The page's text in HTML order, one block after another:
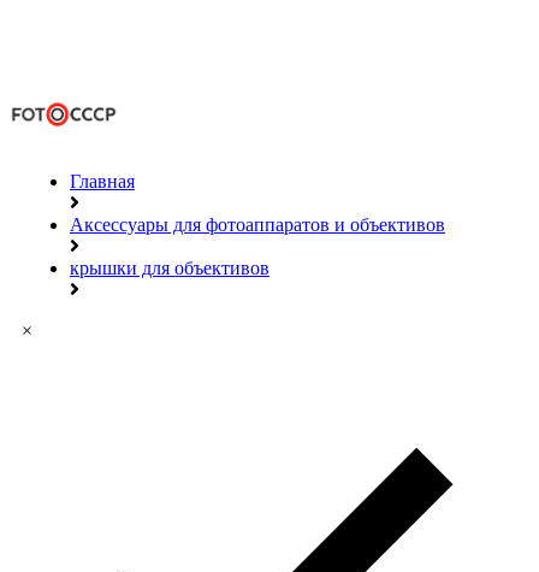
Главная
Аксессуары для фотоаппаратов и объективов
крышки для объективов
×